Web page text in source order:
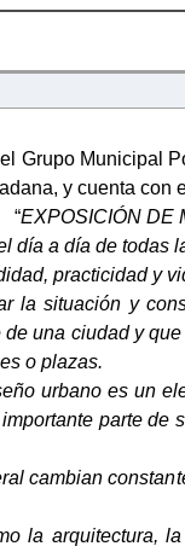
Grupo Municipal
y cuenta con
“EXPOSICIÓN DE
a día de todas
practicidad y
la situación y
una ciudad y
o plazas.
urbano es un
parte
cambian
la arquitectura,